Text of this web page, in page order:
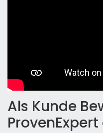
Als Kunde